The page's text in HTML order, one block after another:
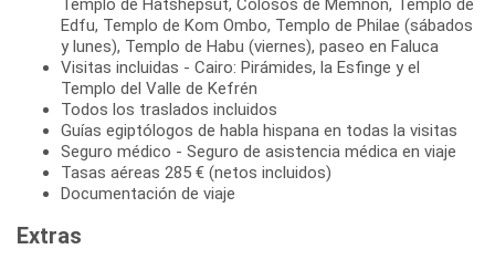
Edfu, Templo de Kom Ombo, Templo de Philae (sábados
y lunes), Templo de Habu (viernes), paseo en Faluca
Visitas incluidas - Cairo: Pirámides, la Esfinge y el
Templo del Valle de Kefrén
Todos los traslados incluidos
Guías egiptólogos de habla hispana en todas la visitas
Seguro médico - Seguro de asistencia médica en viaje
Tasas aéreas 285 € (netos incluidos)
Documentación de viaje
Extras